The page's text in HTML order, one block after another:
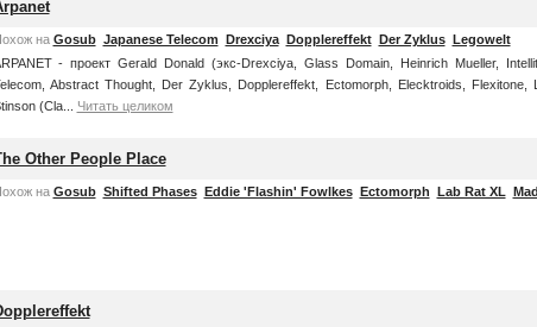
на Gosub Japanese Telecom Drexciya Dopplereffekt Der Zyklus Legowelt
- проект Gerald Donald (экс-Drexciya, Glass Domain, Heinrich Mueller,
Abstract Thought, Der Zyklus, Dopplereffekt, Ectomorph, Elecktroids, Flexitone,
(Cla...
Читать целиком
Other People Place
на Gosub Shifted Phases Eddie 'Flashin' Fowlkes Ectomorph Lab Rat XL